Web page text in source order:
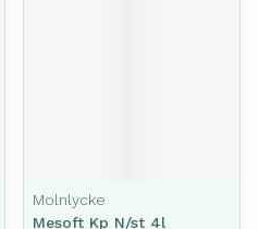
Molnlycke
Mesoft Kp N/st 4l